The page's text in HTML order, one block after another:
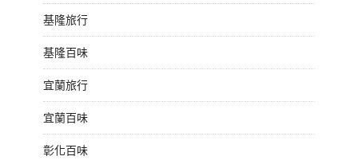
基隆旅行
基隆百味
宜蘭旅行
宜蘭百味
彰化百味